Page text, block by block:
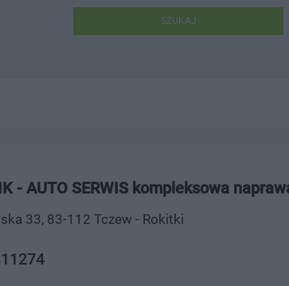
SZUKAJ
- AUTO SERWIS kompleksowa
33, 83-112 Tczew - Rokitki